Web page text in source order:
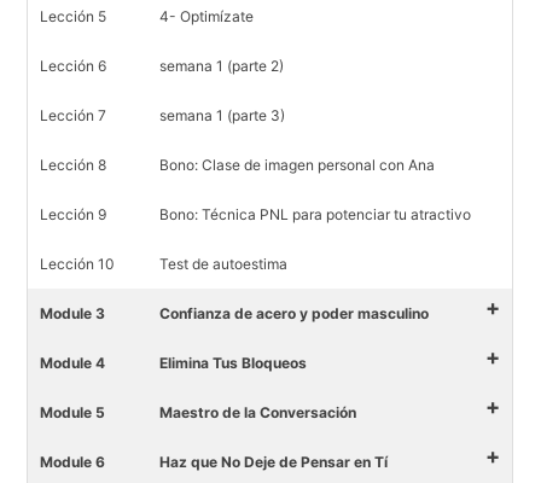
Lección 5 4- Optimízate
Lección 6 semana 1 (parte 2)
Lección 7 semana 1 (parte 3)
Lección 8 Bono: Clase de imagen personal con Ana
Lección 9 Bono: Técnica PNL para potenciar tu atractivo
Lección 10 Test de autoestima
Module 3 Confianza de acero y poder masculino +
Module 4 Elimina Tus Bloqueos +
Module 5 Maestro de la Conversación +
Module 6 Haz que No Deje de Pensar en Tí +